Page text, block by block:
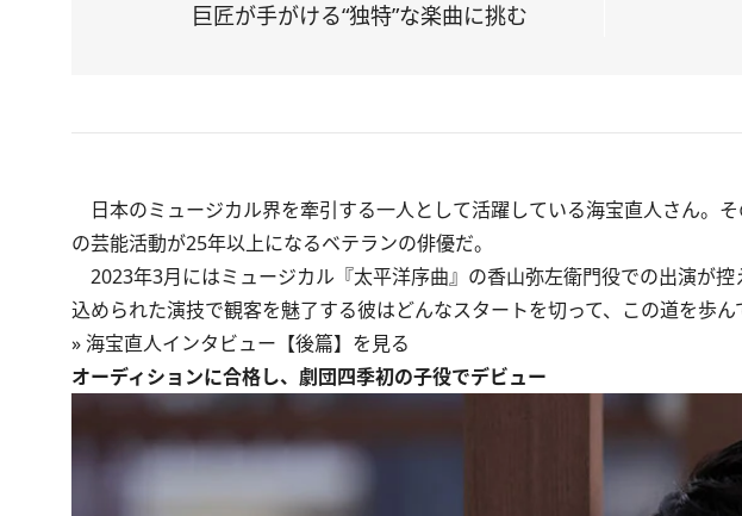
巨匠が手がける“独特”な楽曲に挑む
日本のミュージカル界を牽引する一人として活躍している海宝直人さん。
の芸能活動が25年以上になるベテランの俳優だ。
2023年3月にはミュージカル『太平洋序曲』の香山弥左衛門役での出演が
込められた演技で観客を魅了する彼はどんなスタートを切って、この道を歩ん
»海宝直人インタビュー【後篇】を見る
オーディションに合格し、劇団四季初の子役でデビュー